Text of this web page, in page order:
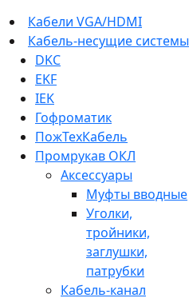
Кабели VGA/HDMI
Кабель-несущие системы
DKC
EKF
IEK
Гофроматик
ПожТехКабель
Промрукав ОКЛ
Аксессуары
Муфты вводные
Уголки,
тройники,
заглушки,
патрубки
Кабель-канал